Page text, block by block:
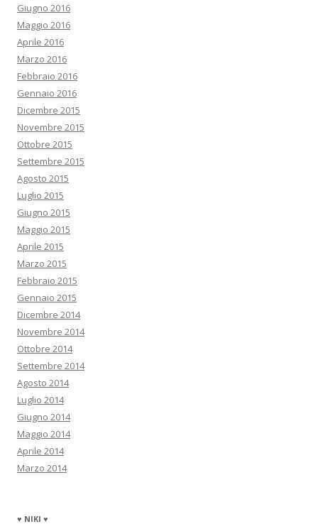
Giugno 2016
Maggio 2016
Aprile 2016
Marzo 2016
Febbraio 2016
Gennaio 2016
Dicembre 2015
Novembre 2015
Ottobre 2015
Settembre 2015
Agosto 2015
Luglio 2015
Giugno 2015
Maggio 2015
Aprile 2015
Marzo 2015
Febbraio 2015
Gennaio 2015
Dicembre 2014
Novembre 2014
Ottobre 2014
Settembre 2014
Agosto 2014
Luglio 2014
Giugno 2014
Maggio 2014
Aprile 2014
Marzo 2014
♥ NIKI ♥